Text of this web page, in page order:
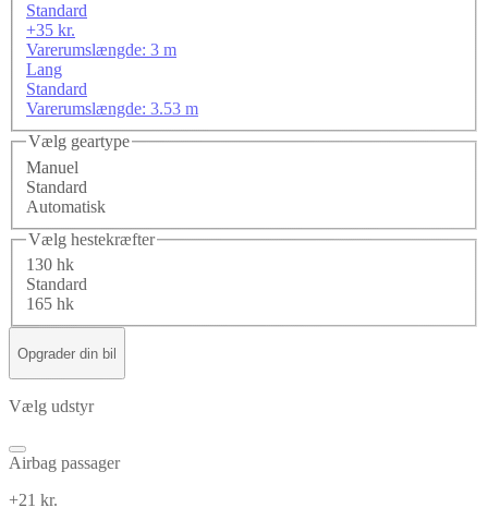
Standard
+35 kr.
Varerumslængde: 3 m
Lang
Standard
Varerumslængde: 3.53 m
Vælg geartype
Manuel
Standard
Automatisk
Vælg hestekræfter
130 hk
Standard
165 hk
Opgrader din bil
Vælg udstyr
Airbag passager
+21 kr.